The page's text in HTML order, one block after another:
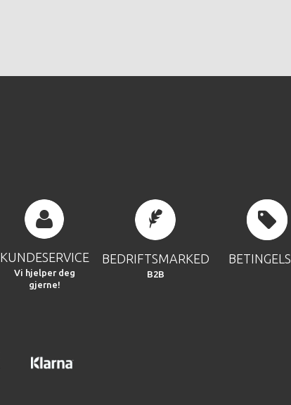
KUNDESERVICE
Vi hjelper deg
gjerne!
BEDRIFTSMARKED
B2B